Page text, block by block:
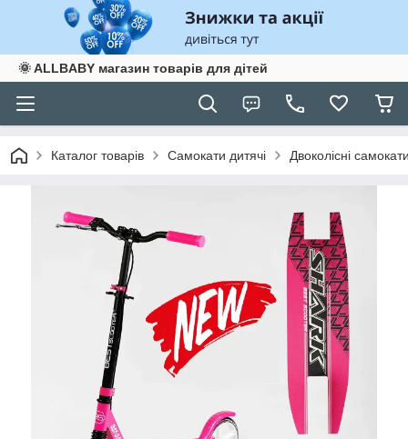
🌞 ALLBABY магазин товарів для дітей
Каталог товарів Самокати дитячі Двоколісні